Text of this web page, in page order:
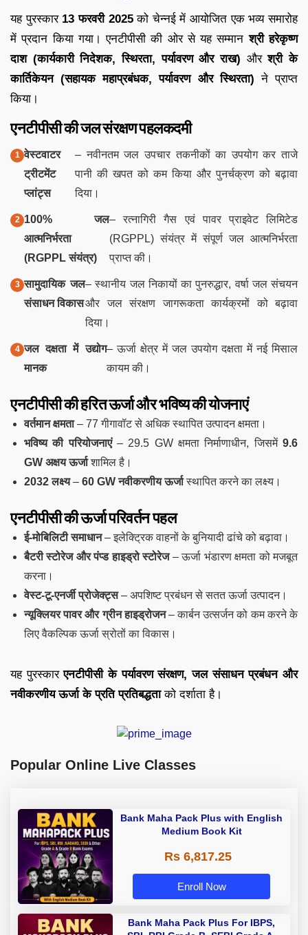
यह पुरस्कार 13 फरवरी 2025को चेन्नई में आयोजित एक भव्य समारोह
में प्रदान किया गया। एनटीपीसी की ओर से यह सम्मानश्री हरेकृष्ण
दाश (कार्यकारी निदेशक, स्थिरता, पर्यावरण और राख) औरश्री के
कार्तिकेयन (सहायक महाप्रबंधक, पर्यावरण और स्थिरता) ने प्राप्त
किया।
एनटीपीसी की जल संरक्षण पहलकदमी
वेस्टवाटर
ट्रीटमेंट
प्लांट्स
– नवीनतम जल उपचार तकनीकों का उपयोग कर ताजे
पानी की खपत को कम किया और पुनर्चक्रण को बढ़ावा
दिया।
100% जल
आत्मनिर्भरता
(RGPPL संयंत्र)
– रत्नागिरी गैस एवं पावर प्राइवेट लिमिटेड
(RGPPL) संयंत्र में संपूर्ण जल आत्मनिर्भरता
प्राप्त की।
सामुदायिक जल
संसाधन विकास
– स्थानीय जल निकायों का पुनरुद्धार, वर्षा जल संचयन
और जल संरक्षण जागरूकता कार्यक्रमों को बढ़ावा
दिया।
जल दक्षता में उद्योग
मानक
– ऊर्जा क्षेत्र में जल उपयोग दक्षता में नई मिसाल
कायम की।
एनटीपीसी की हरित ऊर्जा और भविष्य की योजनाएं
वर्तमान क्षमता– 77 गीगावॉट से अधिक स्थापित उत्पादन क्षमता।
भविष्य की परियोजनाएं– 29.5 GW क्षमता निर्माणाधीन, जिसमें9.6
GW अक्षय ऊर्जाशामिल है।
2032 लक्ष्य– 60 GW नवीकरणीय ऊर्जास्थापित करने का लक्ष्य।
एनटीपीसी की ऊर्जा परिवर्तन पहल
ई-मोबिलिटी समाधान– इलेक्ट्रिक वाहनों के बुनियादी ढांचे को बढ़ावा।
बैटरी स्टोरेज और पंप्ड हाइड्रो स्टोरेज– ऊर्जा भंडारण क्षमता को मजबूत
करना।
वेस्ट-टू-एनर्जी प्रोजेक्ट्स– अपशिष्ट प्रबंधन से सतत ऊर्जा उत्पादन।
न्यूक्लियर पावर और ग्रीन हाइड्रोजन– कार्बन उत्सर्जन को कम करने के
लिए वैकल्पिक ऊर्जा स्रोतों का विकास।
यह पुरस्कारएनटीपीसी के पर्यावरण संरक्षण, जल संसाधन प्रबंधन और
नवीकरणीय ऊर्जा के प्रति प्रतिबद्धताको दर्शाता है।
Popular Online Live Classes
Bank Maha Pack Plus with English
Medium Book Kit
Rs 6,817.25
Enroll Now
Bank Maha Pack Plus For IBPS,